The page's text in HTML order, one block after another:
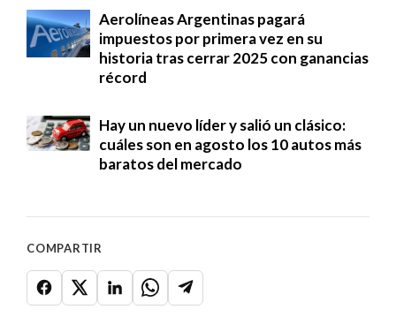
Aerolíneas Argentinas pagará
impuestos por primera vez en su
historia tras cerrar 2025 con ganancias
récord
Hay un nuevo líder y salió un clásico:
cuáles son en agosto los 10 autos más
baratos del mercado
COMPARTIR